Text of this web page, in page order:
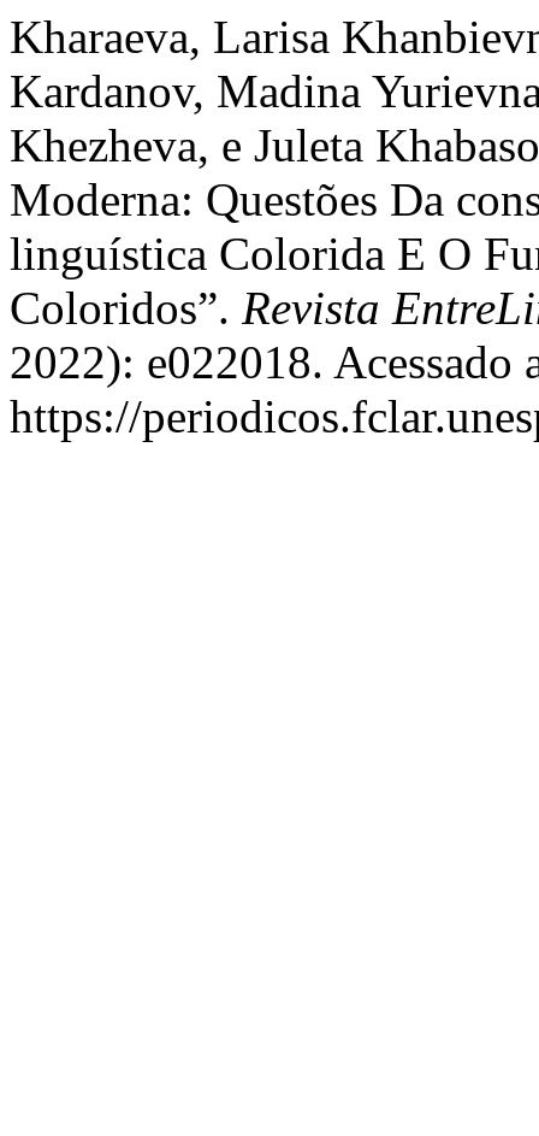
Kharaeva, Larisa
Kardanov, Madina
Khezheva, e Juleta
Moderna: Questões Da
linguística Colorida E O
Coloridos”. Revista
2022): e022018. Acessado
https://